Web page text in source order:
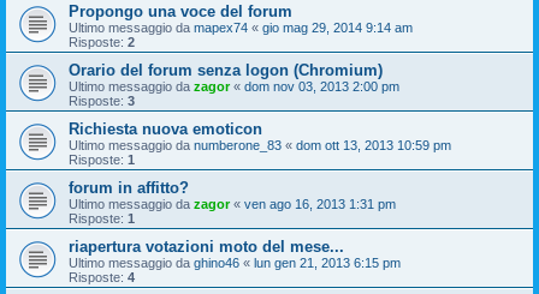
Propongo una voce del forum
Ultimo messaggio da mapex74 « gio mag 29, 2014 9:14 am
Risposte: 2
Orario del forum senza logon (Chromium)
Ultimo messaggio da zagor« dom nov 03, 2013 2:00 pm
Risposte: 3
Richiesta nuova emoticon
Ultimo messaggio da numberone_83 « dom ott 13, 2013 10:59 pm
Risposte: 1
forum in affitto?
Ultimo messaggio da zagor« ven ago 16, 2013 1:31 pm
Risposte: 1
riapertura votazioni moto del mese...
Ultimo messaggio da ghino46 « lun gen 21, 2013 6:15 pm
Risposte: 4